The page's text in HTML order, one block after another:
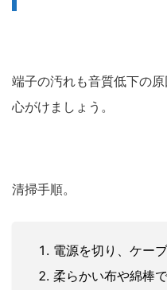
端子の汚れも音質低下の
心がけましょう。
清掃手順。
電源を切り、ケー
柔らかい布や綿棒